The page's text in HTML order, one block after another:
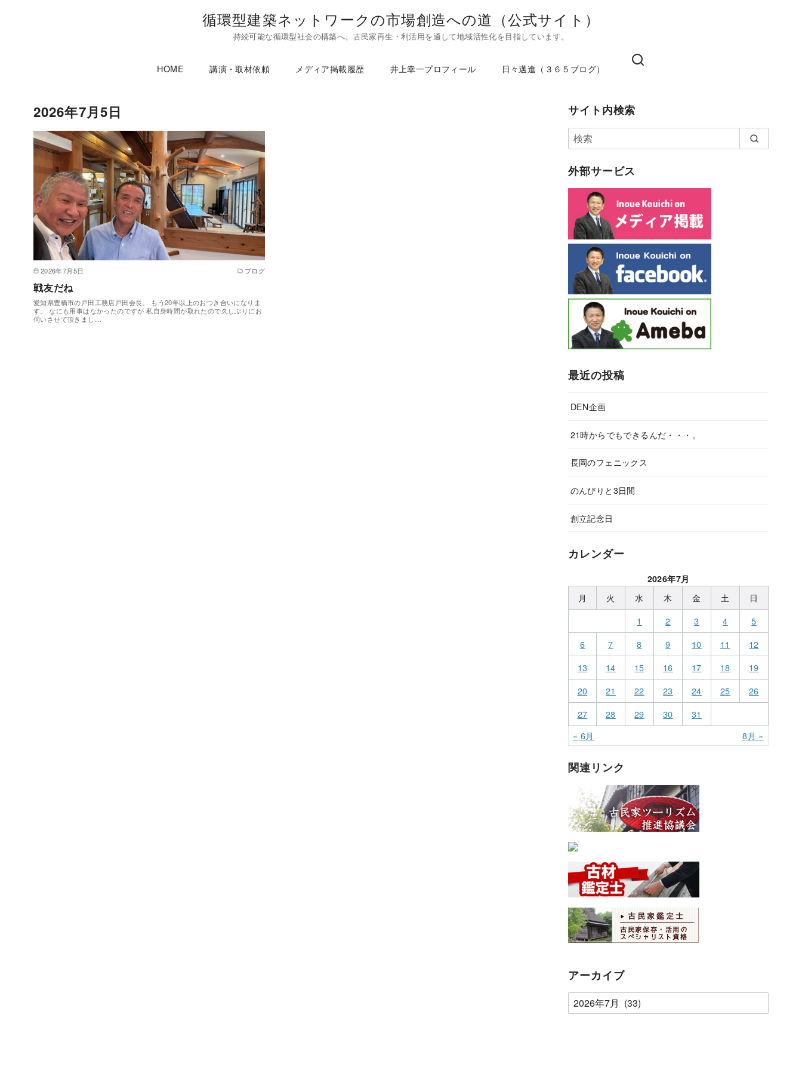
循環型建築ネットワークの市場創造への道（公式サイト）
持続可能な循環型社会の構築へ。古民家再生・利活用を通して地域活性化を目指しています。
HOME 講演・取材依頼 メディア掲載履歴 井上幸一プロフィール 日々邁進（３６５ブログ）
2026年7月5日
2026年7月5日 ブログ
戦友だね
愛知県豊橋市の戸田工務店戸田会長。 もう20年以上のおつき合いになりま
す。 なにも用事はなかったのですが 私自身時間が取れたので久しぶりにお
伺いさせて頂きまし…
サイト内検索
外部サービス
最近の投稿
DEN企画
21時からでもできるんだ・・・。
長岡のフェニックス
のんびりと3日間
創立記念日
カレンダー
2026年7月
月 火 水 木 金 土
日
1
2 3 4
5
6
7 8 9 10 11
12
13
14 15 16 17 18
19
20
21 22 23 24 25
26
27
28 29 30
31
« 6月
8月 »
関連リンク
アーカイブ
ア
ー